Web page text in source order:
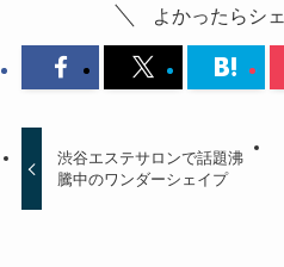
よかったらシ
渋谷エステサロンで話題沸
騰中のワンダーシェイプ